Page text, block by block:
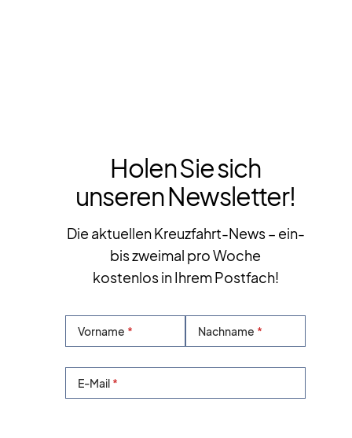
Holen Sie sich
unseren Newsletter!
Die aktuellen Kreuzfahrt-News – ein-
bis zweimal pro Woche
kostenlos in Ihrem Postfach!
Vorname Nachname
E-Mail